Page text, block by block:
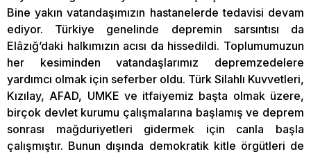
Bine yakın vatandaşımızın hastanelerde tedavisi devam
ediyor. Türkiye genelinde depremin sarsıntısı da
Elâzığ’daki halkımızın acısı da hissedildi. Toplumumuzun
her kesiminden vatandaşlarımız depremzedelere
yardımcı olmak için seferber oldu. Türk Silahlı Kuvvetleri,
Kızılay, AFAD, UMKE ve itfaiyemiz başta olmak üzere,
birçok devlet kurumu çalışmalarına başlamış ve deprem
sonrası mağduriyetleri gidermek için canla başla
çalışmıştır. Bunun dışında demokratik kitle örgütleri de